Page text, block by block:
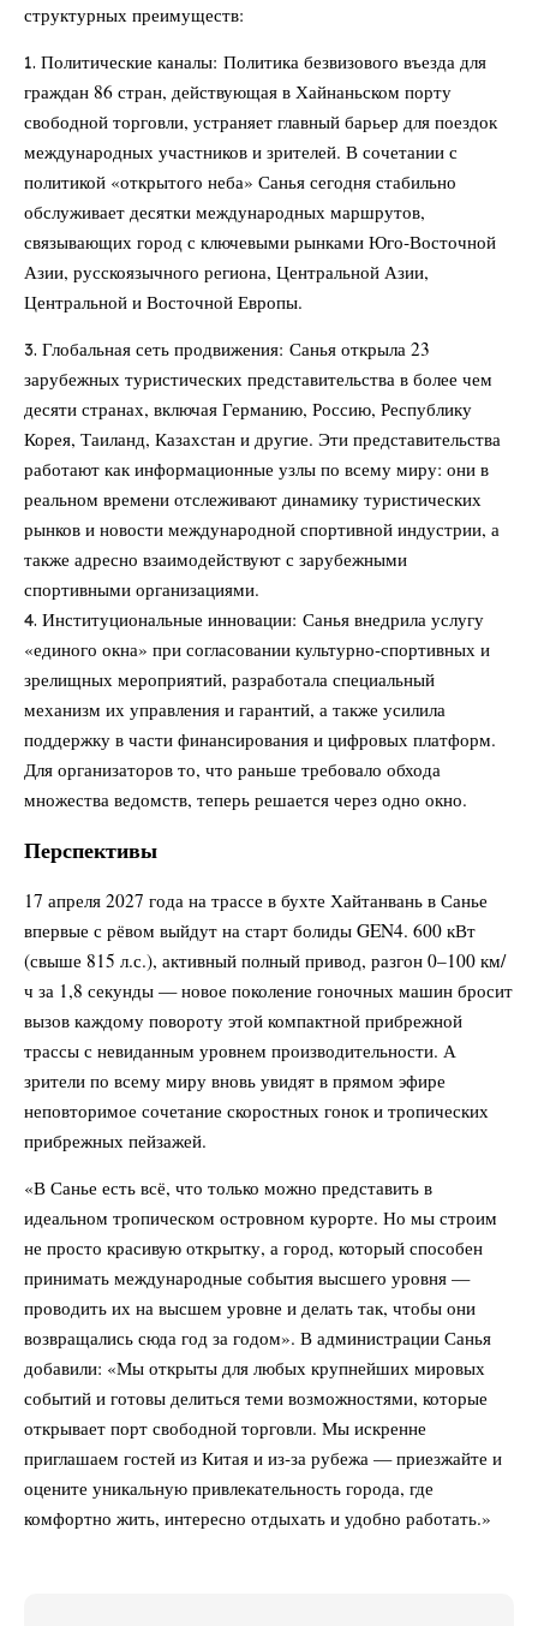
структурных преимуществ:
Политические каналы: Политика безвизового въезда для
граждан 86 стран, действующая в Хайнаньском порту
свободной торговли, устраняет главный барьер для поездок
международных участников и зрителей. В сочетании с
политикой «открытого неба» Санья сегодня стабильно
обслуживает десятки международных маршрутов,
связывающих город с ключевыми рынками Юго‑Восточной
Азии, русскоязычного региона, Центральной Азии,
Центральной и Восточной Европы.
Глобальная сеть продвижения: Санья открыла 23
зарубежных туристических представительства в более чем
десяти странах, включая Германию, Россию, Республику
Корея, Таиланд, Казахстан и другие. Эти представительства
работают как информационные узлы по всему миру: они в
реальном времени отслеживают динамику туристических
рынков и новости международной спортивной индустрии, а
также адресно взаимодействуют с зарубежными
спортивными организациями.
Институциональные инновации: Санья внедрила услугу
«единого окна» при согласовании культурно‑спортивных и
зрелищных мероприятий, разработала специальный
механизм их управления и гарантий, а также усилила
поддержку в части финансирования и цифровых платформ.
Для организаторов то, что раньше требовало обхода
множества ведомств, теперь решается через одно окно.
Перспективы
17 апреля 2027 года на трассе в бухте Хайтанвань в Санье
впервые с рёвом выйдут на старт болиды GEN4. 600 кВт
(свыше 815 л.с.), активный полный привод, разгон 0–100 км/
ч за 1,8 секунды — новое поколение гоночных машин бросит
вызов каждому повороту этой компактной прибрежной
трассы с невиданным уровнем производительности. А
зрители по всему миру вновь увидят в прямом эфире
неповторимое сочетание скоростных гонок и тропических
прибрежных пейзажей.
«В Санье есть всё, что только можно представить в
идеальном тропическом островном курорте. Но мы строим
не просто красивую открытку, а город, который способен
принимать международные события высшего уровня —
проводить их на высшем уровне и делать так, чтобы они
возвращались сюда год за годом». В администрации Санья
добавили: «Мы открыты для любых крупнейших мировых
событий и готовы делиться теми возможностями, которые
открывает порт свободной торговли. Мы искренне
приглашаем гостей из Китая и из‑за рубежа — приезжайте и
оцените уникальную привлекательность города, где
комфортно жить, интересно отдыхать и удобно работать.»